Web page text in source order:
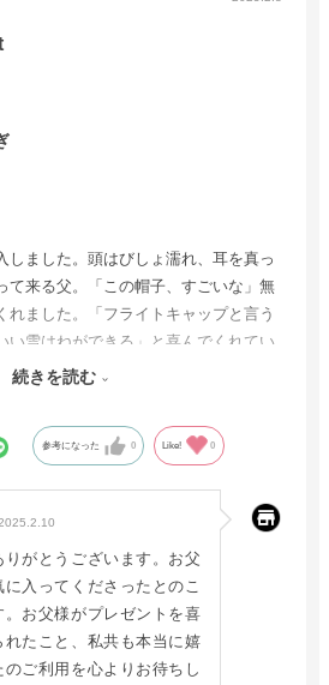
しました。頭はびしょ濡れ、耳を真っ
て来る父。「この帽子、すごいな」無
れました。「フライトキャップと言う
い雪はねができる」と喜んでくれてい
がプレゼントをあげて喜んでいるとこ
続きを読む
参考になった 0 Like! 0
がとうございます。お父
入ってくださったとのこ
。お父様がプレゼントを喜
れたこと、私共も本当に嬉
のご利用を心よりお待ちし